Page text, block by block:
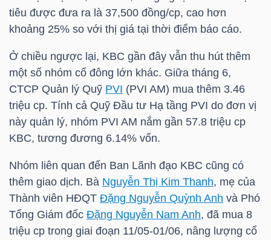
tiêu được đưa ra là 37,500 đồng/cp, cao hơn
khoảng 25% so với thị giá tại thời điểm báo cáo.
Ở chiều ngược lại, KBC gần đây vẫn thu hút thêm
một số nhóm cổ đông lớn khác. Giữa tháng 6,
CTCP Quản lý Quỹ PVI (PVI AM) mua thêm 3.46
triệu cp. Tính cả Quỹ Đầu tư Hạ tầng PVI do đơn vị
này quản lý, nhóm PVI AM nắm gần 57.8 triệu cp
KBC, tương đương 6.14% vốn.
Nhóm liên quan đến Ban Lãnh đạo KBC cũng có
thêm giao dịch. Bà Nguyễn Thị Kim Thanh, mẹ của
Thành viên HĐQT Đặng Nguyễn Quỳnh Anh và Phó
Tổng Giám đốc Đặng Nguyễn Nam Anh, đã mua 8
triệu cp trong giai đoạn 11/05-01/06, nâng lượng cổ
DOANH
NGHIỆP
PHIẾU